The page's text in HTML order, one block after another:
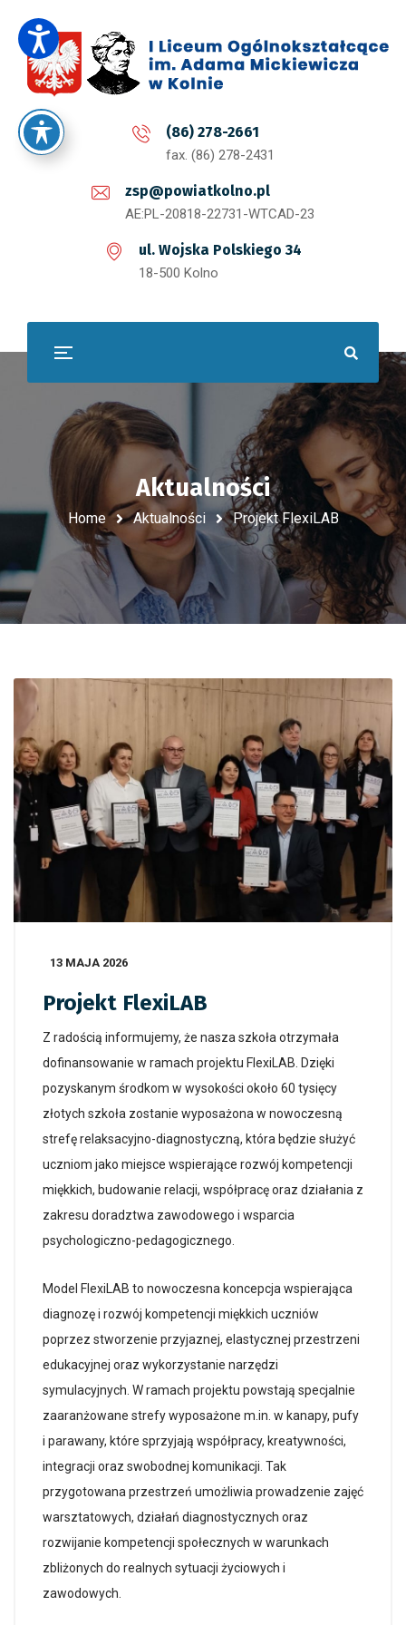
(86) 278-2661
fax. (86) 278-2431
zsp@powiatkolno.pl
AE:PL-20818-22731-WTCAD-23
ul. Wojska Polskiego 34
18-500 Kolno
Aktualności
Home Aktualności Projekt FlexiLAB
13 MAJA 2026
Projekt FlexiLAB
Z radością informujemy, że nasza szkoła otrzymała
dofinansowanie w ramach projektu FlexiLAB. Dzięki
pozyskanym środkom w wysokości około 60 tysięcy
złotych szkoła zostanie wyposażona w nowoczesną
strefę relaksacyjno-diagnostyczną, która będzie służyć
uczniom jako miejsce wspierające rozwój kompetencji
miękkich, budowanie relacji, współpracę oraz działania z
zakresu doradztwa zawodowego i wsparcia
psychologiczno-pedagogicznego.
Model FlexiLAB to nowoczesna koncepcja wspierająca
diagnozę i rozwój kompetencji miękkich uczniów
poprzez stworzenie przyjaznej, elastycznej przestrzeni
edukacyjnej oraz wykorzystanie narzędzi
symulacyjnych. W ramach projektu powstają specjalnie
zaaranżowane strefy wyposażone m.in. w kanapy, pufy
i parawany, które sprzyjają współpracy, kreatywności,
integracji oraz swobodnej komunikacji. Tak
przygotowana przestrzeń umożliwia prowadzenie zajęć
warsztatowych, działań diagnostycznych oraz
rozwijanie kompetencji społecznych w warunkach
zbliżonych do realnych sytuacji życiowych i
zawodowych.